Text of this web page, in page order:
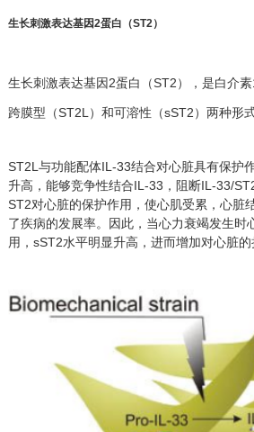
生长刺激表达基因2蛋白（ST2）
生长刺激表达基因2蛋白（ST2），是白介
跨膜型（ST2L）和可溶性（sST2）两种形式
ST2L与功能配体IL-33结合对心脏具有保护
升高，能够竞争性结合IL-33，阻断IL-33/
ST2对心脏的保护作用，使心肌受累，心脏
了疾病的发展率。因此，当心力衰竭发生时
用，sST2水平明显升高，进而增加对心脏的